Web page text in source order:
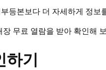
등본보다 더 자세하게 정
무료 열람을 받아 확인해
하기